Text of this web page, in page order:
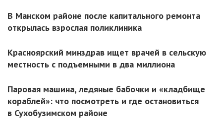
В Манском районе после капитального ремонта
открылась взрослая поликлиника
Красноярский минздрав ищет врачей в сельскую
местность с подъемными в два миллиона
Паровая машина, ледяные бабочки и «кладбище
кораблей»: что посмотреть и где остановиться
в Сухобузимском районе